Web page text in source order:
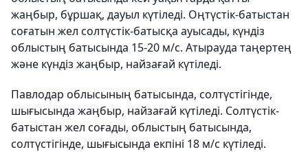
жаңбыр, бұршақ, дауыл күтіледі. Оңтүстік-батыстан
соғатын жел солтүстік-батысқа ауысады, күндіз
облыстың батысында 15-20 м/с. Атырауда таңертең
және күндіз жаңбыр, найзағай күтіледі.
Павлодар облысының батысында, солтүстігінде,
шығысында жаңбыр, найзағай күтіледі. Солтүстік-
батыстан жел соғады, облыстың батысында,
солтүстігінде, шығысында екпіні 18 м/с күтіледі.